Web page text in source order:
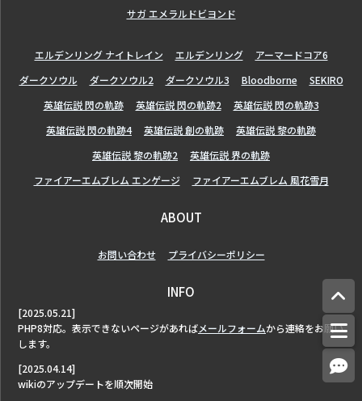
サガ エメラルドビヨンド
エルデンリング ナイトレイン エルデンリング
アーマードコア6
ダークソウル
ダークソウル2 ダークソウル3 Bloodborne
SEKIRO
英雄伝説 閃の軌跡
英雄伝説 閃の軌跡2
英雄伝説 閃の軌跡3
英雄伝説 閃の軌跡4
英雄伝説 創の軌跡
英雄伝説 黎の軌跡
英雄伝説 黎の軌跡2
英雄伝説 界の軌跡
ファイアーエムブレム エンゲージ
ファイアーエムブレム 風花雪月
ABOUT
お問い合わせ プライバシーポリシー
INFO
[2025.05.21]
PHP8対応。表示できないページがあればメールフォームから連絡をお願い
します。
[2025.04.14]
wikiのアップデートを順次開始